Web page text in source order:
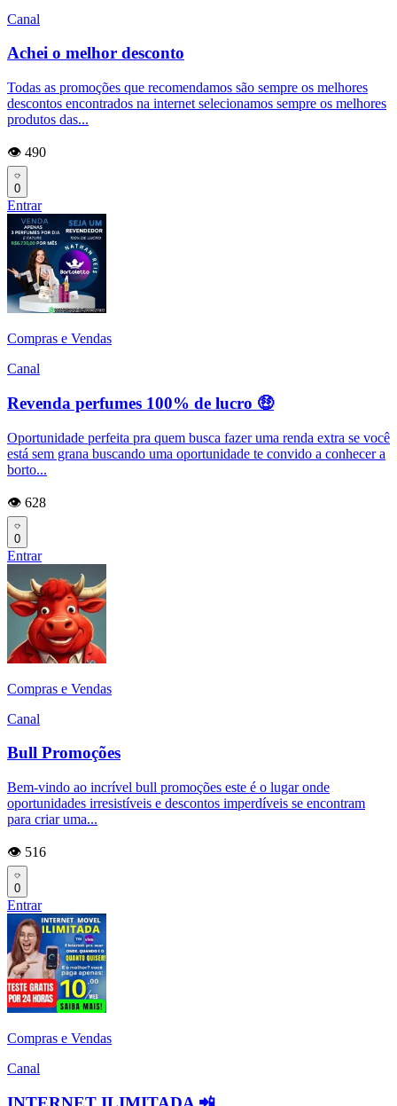
Canal
Achei o melhor desconto
Todas as promoções que recomendamos são sempre os melhores
descontos encontrados na internet selecionamos sempre os melhores
produtos das...
👁️ 490
0
Entrar
Compras e Vendas
Canal
Revenda perfumes 100% de lucro 🤑
Oportunidade perfeita pra quem busca fazer uma renda extra se você
está sem grana buscando uma oportunidade te convido a conhecer a
borto...
👁️ 628
0
Entrar
Compras e Vendas
Canal
Bull Promoções
Bem-vindo ao incrível bull promoções este é o lugar onde
oportunidades irresistíveis e descontos imperdíveis se encontram
para criar uma...
👁️ 516
0
Entrar
Compras e Vendas
Canal